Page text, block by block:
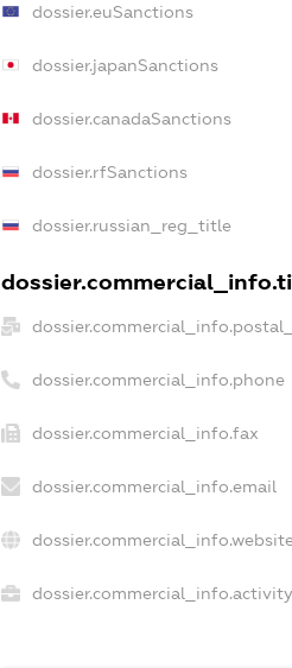
dossier.euSanctions
dossier.japanSanctions
dossier.canadaSanctions
dossier.rfSanctions
dossier.russian_reg_title
dossier.commercial_info.phone
dossier.commercial_info.fax
dossier.commercial_info.email
dossier.commercial_info.activity